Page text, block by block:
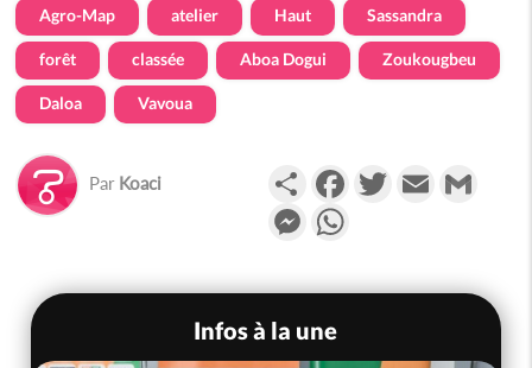
Agro-Map atelier Haut Sassandra
forêt classée Aboa Dogui Zoukougbeu
Daloa Vavoua
Par Koaci PartagerFacebookTwitterEmail
Messenger
Infos à la une